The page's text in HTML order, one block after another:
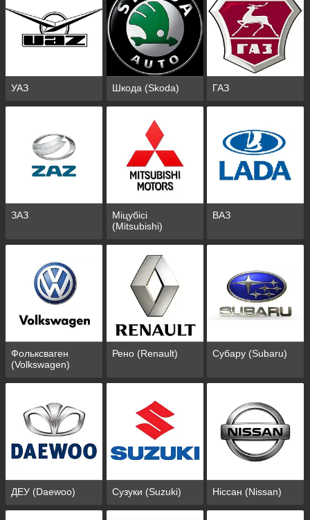
УАЗ Шкода (Skoda) ГАЗ
ЗАЗ
Міцубісі
(Mitsubishi)
ВАЗ
Фольксваген
(Volkswagen)
Рено (Renault) Субару (Subaru)
ДЕУ (Daewoo) Сузуки (Suzuki) Ніссан (Nissan)